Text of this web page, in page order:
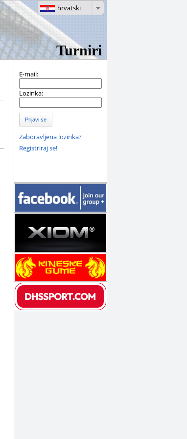
Turniri
hrvatski
E-mail:
Lozinka:
Prijavi se
Zaboravljena lozinka?
Registriraj se!